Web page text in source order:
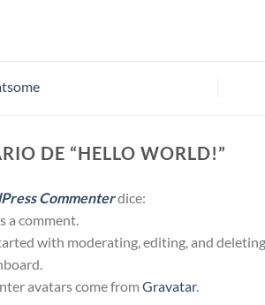
DE “HELLO WORLD!”
Commenterdice:
a comment.
with moderating, editing, and
avatars come from Gravatar.